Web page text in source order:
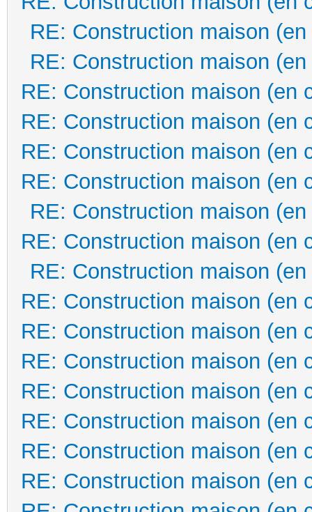
RE: Construction maison
RE: Construction maison
RE: Construction maison (en
RE: Construction maison (en
RE: Construction maison (en
RE: Construction maison (en
RE: Construction maison
RE: Construction maison (en
RE: Construction maison
RE: Construction maison (en
RE: Construction maison (en
RE: Construction maison (en
RE: Construction maison (en
RE: Construction maison (en
RE: Construction maison (en
RE: Construction maison (en